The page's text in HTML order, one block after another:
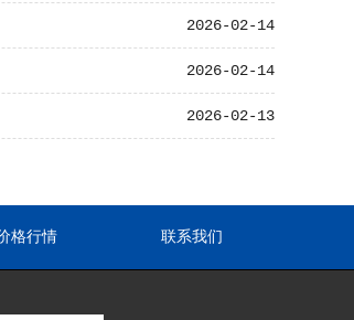
2026-02-14
2026-02-14
2026-02-13
格行情 联系我们